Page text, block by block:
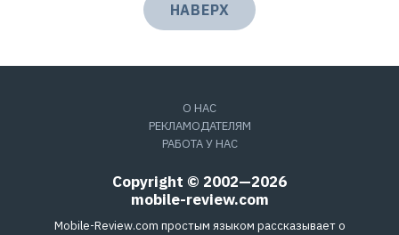
НАВЕРХ
О НАС
РЕКЛАМОДАТЕЛЯМ
РАБОТА У НАС
Copyright © 2002—2026
mobile-review.com
Mobile-Review.com простым языком рассказывает о